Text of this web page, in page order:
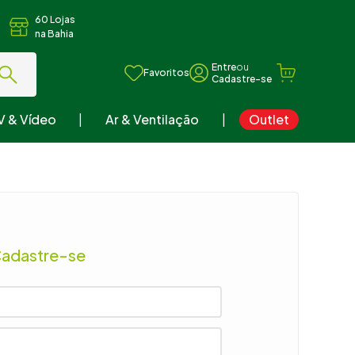
60 Lojas
na Bahia
Favoritos
ou
& Vídeo Ar & Ventilação Outlet
se